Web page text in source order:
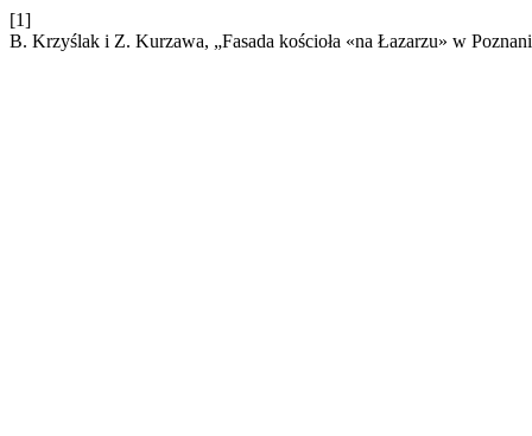
[1]
B. Krzyślak i Z. Kurzawa, „Fasada kościoła «na Łazarzu» w